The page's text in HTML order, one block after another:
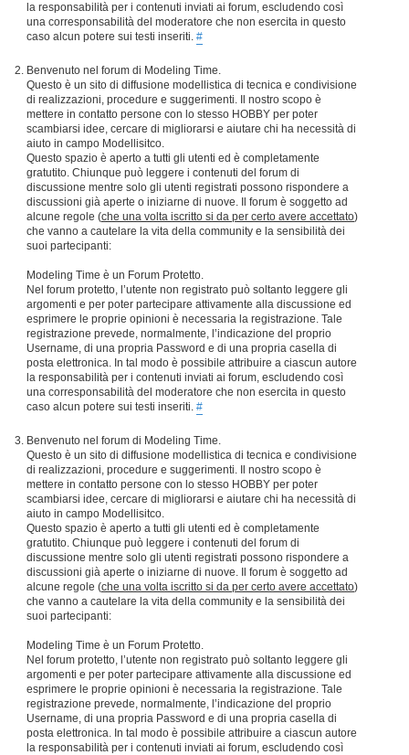
la responsabilità per i contenuti inviati ai forum, escludendo così
una corresponsabilità del moderatore che non esercita in questo
caso alcun potere sui testi inseriti. #
Benvenuto nel forum di Modeling Time.
Questo è un sito di diffusione modellistica di tecnica e condivisione
di realizzazioni, procedure e suggerimenti. Il nostro scopo è
mettere in contatto persone con lo stesso HOBBY per poter
scambiarsi idee, cercare di migliorarsi e aiutare chi ha necessità di
aiuto in campo Modellisitco.
Questo spazio è aperto a tutti gli utenti ed è completamente
gratutito. Chiunque può leggere i contenuti del forum di
discussione mentre solo gli utenti registrati possono rispondere a
discussioni già aperte o iniziarne di nuove. Il forum è soggetto ad
alcune regole (che una volta iscritto si da per certo avere accettato)
che vanno a cautelare la vita della community e la sensibilità dei
suoi partecipanti:
Modeling Time è un Forum Protetto.
Nel forum protetto, l’utente non registrato può soltanto leggere gli
argomenti e per poter partecipare attivamente alla discussione ed
esprimere le proprie opinioni è necessaria la registrazione. Tale
registrazione prevede, normalmente, l’indicazione del proprio
Username, di una propria Password e di una propria casella di
posta elettronica. In tal modo è possibile attribuire a ciascun autore
la responsabilità per i contenuti inviati ai forum, escludendo così
una corresponsabilità del moderatore che non esercita in questo
caso alcun potere sui testi inseriti. #
Benvenuto nel forum di Modeling Time.
Questo è un sito di diffusione modellistica di tecnica e condivisione
di realizzazioni, procedure e suggerimenti. Il nostro scopo è
mettere in contatto persone con lo stesso HOBBY per poter
scambiarsi idee, cercare di migliorarsi e aiutare chi ha necessità di
aiuto in campo Modellisitco.
Questo spazio è aperto a tutti gli utenti ed è completamente
gratutito. Chiunque può leggere i contenuti del forum di
discussione mentre solo gli utenti registrati possono rispondere a
discussioni già aperte o iniziarne di nuove. Il forum è soggetto ad
alcune regole (che una volta iscritto si da per certo avere accettato)
che vanno a cautelare la vita della community e la sensibilità dei
suoi partecipanti:
Modeling Time è un Forum Protetto.
Nel forum protetto, l’utente non registrato può soltanto leggere gli
argomenti e per poter partecipare attivamente alla discussione ed
esprimere le proprie opinioni è necessaria la registrazione. Tale
registrazione prevede, normalmente, l’indicazione del proprio
Username, di una propria Password e di una propria casella di
posta elettronica. In tal modo è possibile attribuire a ciascun autore
la responsabilità per i contenuti inviati ai forum, escludendo così